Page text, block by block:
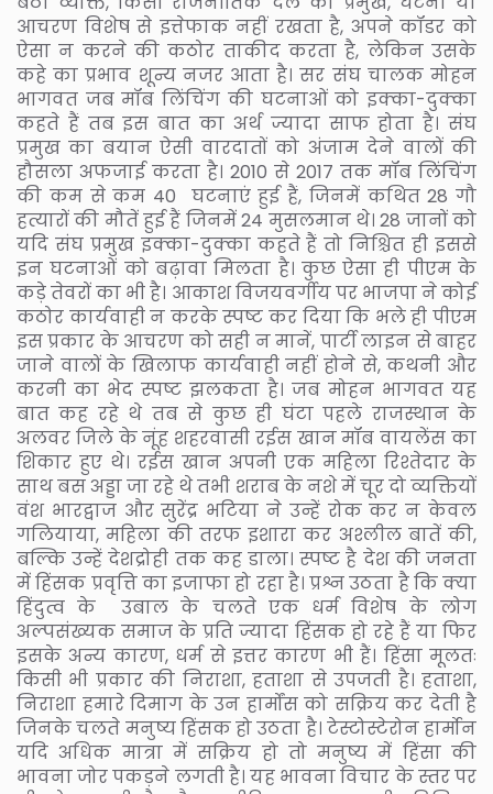
आचरण विशेष से इत्तेफाक नहीं रखता है, अपने कॉडर को
ऐसा न करने की कठोर ताकीद करता है, लेकिन उसके
कहे का प्रभाव शून्य नजर आता है। सर संघ चालक मोहन
भागवत जब मॉब लिंचिंग की घटनाओं को इक्का-दुक्का
कहते हैं तब इस बात का अर्थ ज्यादा साफ होता है। संघ
प्रमुख का बयान ऐसी वारदातों को अंजाम देने वालों की
हौसला अफजाई करता है। 2010 से 2017 तक मॉब लिंचिंग
की कम से कम 40 घटनाएं हुई हैं, जिनमें कथित 28 गौ
हत्यारों की मौतें हुई हैं जिनमें 24 मुसलमान थे। 28 जानों को
यदि संघ प्रमुख इक्का-दुक्का कहते हैं तो निश्चित ही इससे
इन घटनाओं को बढ़ावा मिलता है। कुछ ऐसा ही पीएम के
कड़े तेवरों का भी है। आकाश विजयवर्गीय पर भाजपा ने कोई
कठोर कार्यवाही न करके स्पष्ट कर दिया कि भले ही पीएम
इस प्रकार के आचरण को सही न मानें, पार्टी लाइन से बाहर
जाने वालों के खिलाफ कार्यवाही नहीं होने से, कथनी और
करनी का भेद स्पष्ट झलकता है। जब मोहन भागवत यह
बात कह रहे थे तब से कुछ ही घंटा पहले राजस्थान के
अलवर जिले के नूंह शहरवासी रईस खान मॉब वायलेंस का
शिकार हुए थे। रईस खान अपनी एक महिला रिश्तेदार के
साथ बस अड्डा जा रहे थे तभी शराब के नशे में चूर दो व्यक्तियों
वंश भारद्वाज और सुरेंद्र भटिया ने उन्हें रोक कर न केवल
गलियाया, महिला की तरफ इशारा कर अश्लील बातें की,
बल्कि उन्हें देशद्रोही तक कह डाला। स्पष्ट है देश की जनता
में हिंसक प्रवृत्ति का इजाफा हो रहा है। प्रश्न उठता है कि क्या
हिंदुत्व के उबाल के चलते एक धर्म विशेष के लोग
अल्पसंख्यक समाज के प्रति ज्यादा हिंसक हो रहे हैं या फिर
इसके अन्य कारण, धर्म से इत्तर कारण भी हैं। हिंसा मूलतः
किसी भी प्रकार की निराशा, हताशा से उपजती है। हताशा,
निराशा हमारे दिमाग के उन हार्मोंस को सक्रिय कर देती है
जिनके चलते मनुष्य हिंसक हो उठता है। टेस्टोस्टेरोन हार्मोन
यदि अधिक मात्रा में सक्रिय हो तो मनुष्य में हिंसा की
भावना जोर पकड़ने लगती है। यह भावना विचार के स्तर पर